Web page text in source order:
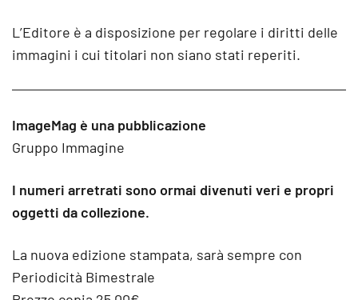
L’Editore è a disposizione per regolare i diritti delle
immagini i cui titolari non siano stati reperiti.
ImageMag è una pubblicazione
Gruppo Immagine
I numeri arretrati sono ormai divenuti veri e propri
oggetti da collezione.
La nuova edizione stampata, sarà sempre con
Periodicità Bimestrale